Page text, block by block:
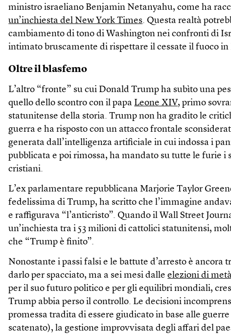
ministro israeliano Benjamin Netanyahu, come ha
un’inchiesta del New York Times. Questa realtà
cambiamento di tono di Washington nei confronti di
intimato bruscamente di rispettare il cessate il fuoco in
Oltre il blasfemo
L’altro “fronte” su cui Donald Trump ha subìto una
quello dello scontro con il papa Leone XIV, primo
statunitense della storia. Trump non ha gradito le
guerra e ha risposto con un attacco frontale
generata dall’intelligenza artificiale in cui indossa i
pubblicata e poi rimossa, ha mandato su tutte le furie i
cristiani.
L’ex parlamentare repubblicana Marjorie Taylor
fedelissima di Trump, ha scritto che l’immagine
e raffigurava “l’anticristo”. Quando il Wall Street
un’inchiesta tra i 53 milioni di cattolici statunitensi,
che “Trump è finito”.
Nonostante i passi falsi e le battute d’arresto è ancora
darlo per spacciato, ma a sei mesi dalleelezioni di
per il suo futuro politico e per gli equilibri mondiali,
Trump abbia perso il controllo. Le decisioni
promessa tradita di essere giudicato in base alle
scatenato), la gestione improvvisata degli affari del